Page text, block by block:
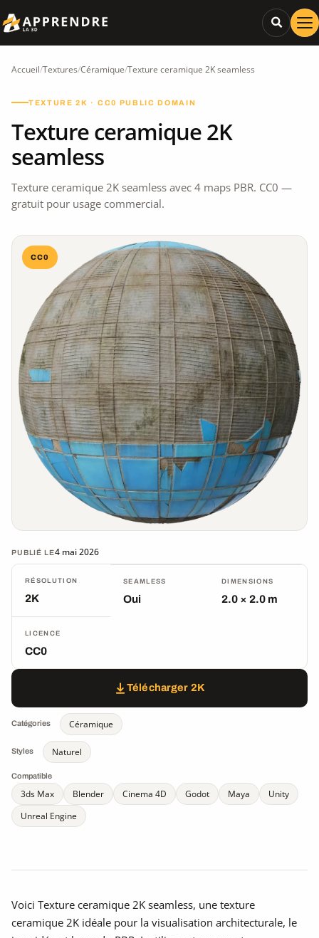
Accueil/Textures/Céramique/Texture ceramique 2K seamless
TEXTURE 2K · CC0 PUBLIC DOMAIN
Texture ceramique 2K
seamless
Texture ceramique 2K seamless avec 4 maps PBR. CC0 —
gratuit pour usage commercial.
CC0
PUBLIÉ LE4 mai 2026
RÉSOLUTION
2K
SEAMLESS
Oui
DIMENSIONS
2.0 × 2.0 m
LICENCE
CC0
Télécharger 2K
Catégories Céramique
Styles Naturel
Compatible
3ds Max Blender Cinema 4D Godot Maya
Unity
Unreal Engine
Voici Texture ceramique 2K seamless, une texture
ceramique 2K idéale pour la visualisation architecturale, le